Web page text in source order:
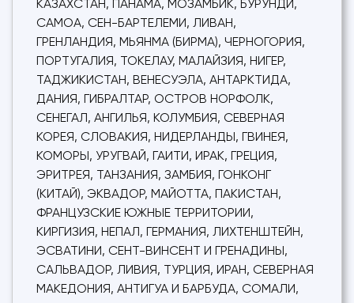
КАЗАХСТАН, ПАНАМА, МОЗАМБИК, БУРУНДИ,
САМОА, СЕН-БАРТЕЛЕМИ, ЛИВАН,
ГРЕНЛАНДИЯ, МЬЯНМА (БИРМА), ЧЕРНОГОРИЯ,
ПОРТУГАЛИЯ, ТОКЕЛАУ, МАЛАЙЗИЯ, НИГЕР,
ТАДЖИКИСТАН, ВЕНЕСУЭЛА, АНТАРКТИДА,
ДАНИЯ, ГИБРАЛТАР, ОСТРОВ НОРФОЛК,
СЕНЕГАЛ, АНГИЛЬЯ, КОЛУМБИЯ, СЕВЕРНАЯ
КОРЕЯ, СЛОВАКИЯ, НИДЕРЛАНДЫ, ГВИНЕЯ,
КОМОРЫ, УРУГВАЙ, ГАИТИ, ИРАК, ГРЕЦИЯ,
ЭРИТРЕЯ, ТАНЗАНИЯ, ЗАМБИЯ, ГОНКОНГ
(КИТАЙ), ЭКВАДОР, МАЙОТТА, ПАКИСТАН,
ФРАНЦУЗСКИЕ ЮЖНЫЕ ТЕРРИТОРИИ,
КИРГИЗИЯ, НЕПАЛ, ГЕРМАНИЯ, ЛИХТЕНШТЕЙН,
ЭСВАТИНИ, СЕНТ-ВИНСЕНТ И ГРЕНАДИНЫ,
САЛЬВАДОР, ЛИВИЯ, ТУРЦИЯ, ИРАН, СЕВЕРНАЯ
МАКЕДОНИЯ, АНТИГУА И БАРБУДА, СОМАЛИ,